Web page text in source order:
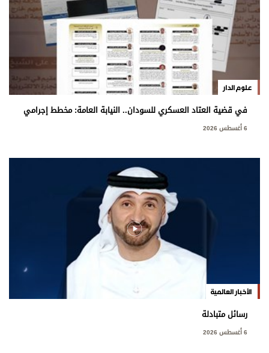
علوم الدار
في قضية العتاد العسكري للسودان.. النيابة العامة: مخطط إجرامي
استهدف المساس بسيادة الدولة6 أغسطس 2026
الأخبار العالمية
رسائل متبادلة
6 أغسطس 2026